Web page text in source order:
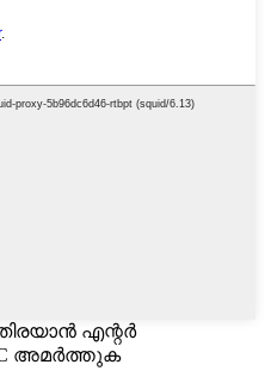
എന്റർ
അമർത്തുക